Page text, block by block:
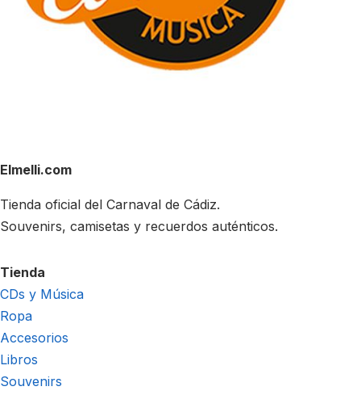
Elmelli.com
Tienda oficial del Carnaval de Cádiz.
Souvenirs, camisetas y recuerdos auténticos.
Tienda
CDs y Música
Ropa
Accesorios
Libros
Souvenirs